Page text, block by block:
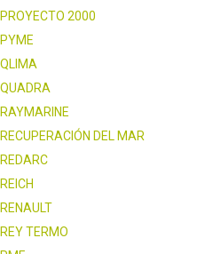
PROYECTO 2000
PYME
QLIMA
QUADRA
RAYMARINE
RECUPERACIÓN DEL MAR
REDARC
REICH
RENAULT
REY TERMO